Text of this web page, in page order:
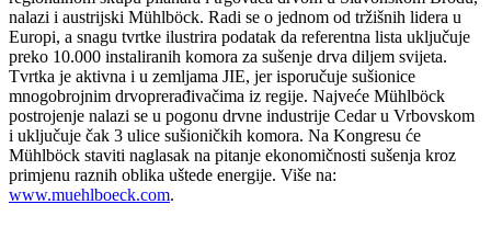
nalazi i austrijski Mühlböck. Radi se o jednom od tržišnih lidera u
Europi, a snagu tvrtke ilustrira podatak da referentna lista uključuje
preko 10.000 instaliranih komora za sušenje drva diljem svijeta.
Tvrtka je aktivna i u zemljama JIE, jer isporučuje sušionice
mnogobrojnim drvoprerađivačima iz regije. Najveće Mühlböck
postrojenje nalazi se u pogonu drvne industrije Cedar u Vrbovskom
i uključuje čak 3 ulice sušioničkih komora. Na Kongresu će
Mühlböck staviti naglasak na pitanje ekonomičnosti sušenja kroz
primjenu raznih oblika uštede energije. Više na:
www.muehlboeck.com.